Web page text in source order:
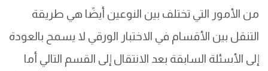
من الأمور التي تختلف بين النوعين أيضًا هي طريقة
التنقل بين الأقسام في الاختبار الورقي لا يسمح بالعودة
إلى الأسئلة السابقة بعد الانتقال إلى القسم التالي أما